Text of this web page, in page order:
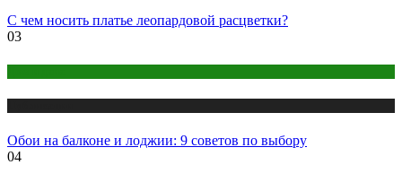
С чем носить платье леопардовой расцветки?
03
Обои на балконе и лоджии: 9 советов по выбору
04